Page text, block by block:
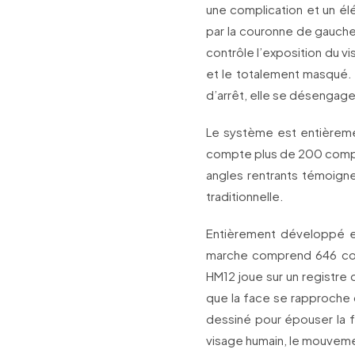
une complication et un
par la couronne de
contrôle l’exposition du
et le totalement
d’arrêt, elle se
Le système est
compte plus de 200
angles rentrants
traditionnelle.
Entièrement développé
marche comprend 646
HM12 joue sur un
que la face se
dessiné pour épouser la
visage humain, le